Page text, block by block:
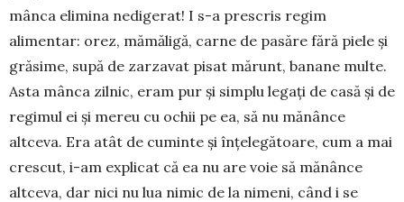
mânca eli­mina nedigerat! I s-a prescris re­gim
alimentar: orez, mămăligă, carne de pasăre fără piele și
gră­sime, supă de zar­zavat pisat mărunt, banane multe.
Asta mânca zil­nic, eram pur și simplu legați de casă și de
regimul ei și mereu cu ochii pe ea, să nu mănânce
altceva. Era atât de cuminte și înțelegătoare, cum a mai
crescut, i-am explicat că ea nu are voie să mănânce
altceva, dar nici nu lua nimic de la nimeni, când i se